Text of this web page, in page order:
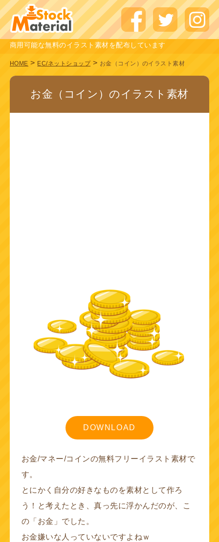
商用可能な無料のイラスト素材を配布しています
HOME > EC/ネットショップ> お金（コイン）のイラスト素材
お金（コイン）のイラスト素材
DOWNLOAD
お金/マネー/コインの無料フリーイラスト素材で
す。
とにかく自分の好きなものを素材として作ろ
う！と考えたとき、真っ先に浮かんだのが、こ
の「お金」でした。
お金嫌いな人っていないですよねｗ